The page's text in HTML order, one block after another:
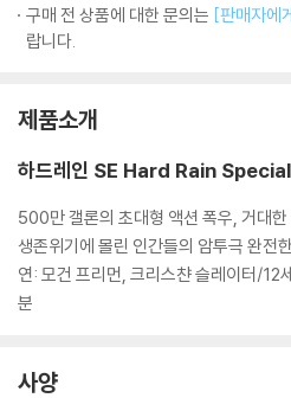
구매 전 상품에 대한 문의는 [판매자에
랍니다.
제품소개
하드레인 SE Hard Rain
500만 갤론의 초대형 액션 폭우, 거대
생존위기에 몰린 인간들의 암투극 완전
연: 모건 프리먼, 크리스챤 슬레이터/
분
사양